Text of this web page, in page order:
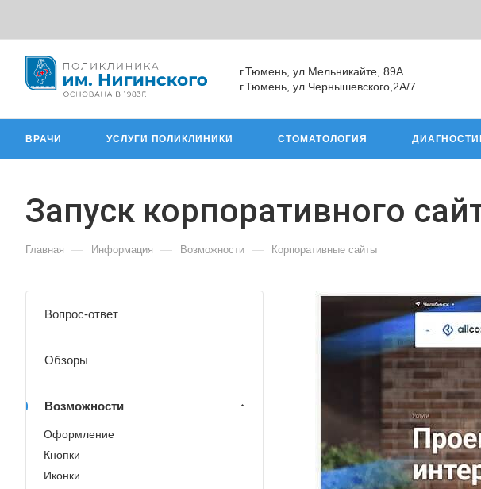
г.Тюмень, ул.Мельникайте, 89А
г.Тюмень, ул.Чернышевского,2А/7
ВРАЧИ УСЛУГИ ПОЛИКЛИНИКИ СТОМАТОЛОГИЯ
Запуск корпоративного
Главная — Информация — Возможности — Корпоративные сайты
Вопрос-ответ
Обзоры
Возможности
Оформление
Кнопки
Иконки